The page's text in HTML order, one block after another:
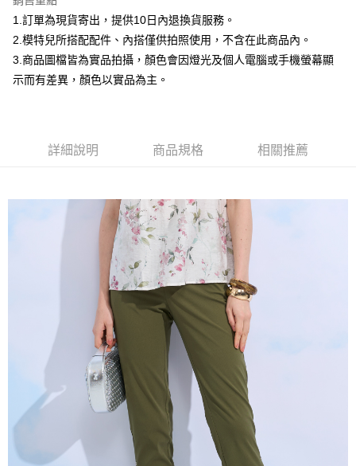
元大商業銀行
永豐商業銀行
台新國際商業銀行
中國信託商業銀行
台灣樂天信用卡公司
悠遊付
Google Pay
全盈+PAY
【大哥付你分期使用說明】
1.本服務由台灣大哥大提供，台灣大哥大用戶可立即使用無須另外申請。
成交易。
3.實際核准額度、可分期數及費用金額請依後續交易確認頁面所載為準。
4.訂單成立30分鐘內，如未前往確認交易或遇審核未通過，訂單將自動取
消。如遇「轉專審核」未通過狀況，表示未達大哥付你分期系統評分，恕無
1.分期款項不併入電信帳單，「大哥付你分期」於每月結算日後寄送繳費提
2.透過簡訊連結打開帳單後，可選擇「超商條碼／台灣大直營門市／銀行轉
帳／街口支付／iPASS MONEY」等通路繳費。
1.本服務係由「台灣大哥大股份有限公司」（以下簡稱本公司）所提供，讓
用戶於交易時，得透過本服務購買商品或服務，並由商店將買賣／分期付款
買賣價金債權讓與本公司後，依約使用本公司帳單繳交帳款。
2.基於同意付款使用「大哥付你分期」之契約關係目的，商店將以您的個人
資料（包含姓名、電話或地址）提供予台灣大哥大進項蒐集、處理及利用，
由本公司與您本人進行分期帳單所需資料之確認、核對及更正。
3.完整用戶服務條款，請詳閱以下連結：
https://oppay.tw/userRule
AFTEE先享後付
AFTEE先享後付是「在收到商品之後才付款」的支付方式。 讓您購物簡單
１．簡單：不需註冊會員、不需綁卡、不需儲值。
２．便利：只要手機號碼，簡訊認證，即可結帳。
３．安心：先確認商品／服務後，再付款。
【「AFTEE先享後付」結帳流程】
１．於結帳方式選擇「AFTEE先享後付」後，將跳轉至「AFTEE先享後付」
結帳頁面，進行簡訊認證並確認金額後，即可完成結帳。
２．訂單成立數日內，您將收到繳費通知簡訊。
３．收到繳費通知簡訊後14天內，點擊此簡訊中的連結，可透過四大超商／
ATM／網路銀行／等多元方式進行付款，方視為交易完成。
※ 請注意：結帳手續完成當下不需立刻繳費，但若您需要取消訂單，請聯絡
購買商品的店家。未經商家同意取消之訂單仍視為有效，需透過AFTEE先享
後付繳納相關費用。
※ 交易是否成功請以「AFTEE先享後付 」之結帳頁面顯示為準，若有關於
是否繳費成功／繳費後需取消欲退款等相關疑問，請聯繫「AFTEE先享後付
客戶支援中心」
https://netprotections.freshdesk.com/support/home
每筆NT$120，滿NT$2,000(含以上)免運費
每筆NT$120，滿NT$2,000(含以上)免運費
每筆NT$120，滿NT$2,000(含以上)免運費
1.訂單為現貨寄出，提供10日內退換貨服務。
2.模特兒所搭配配件、內搭僅供拍照使用，不含在此商品內。
3.商品圖檔皆為實品拍攝，顏色會因燈光及個人電腦或手機螢幕顯
示而有差異，顏色以實品為主。
詳細說明 商品規格 相關推薦